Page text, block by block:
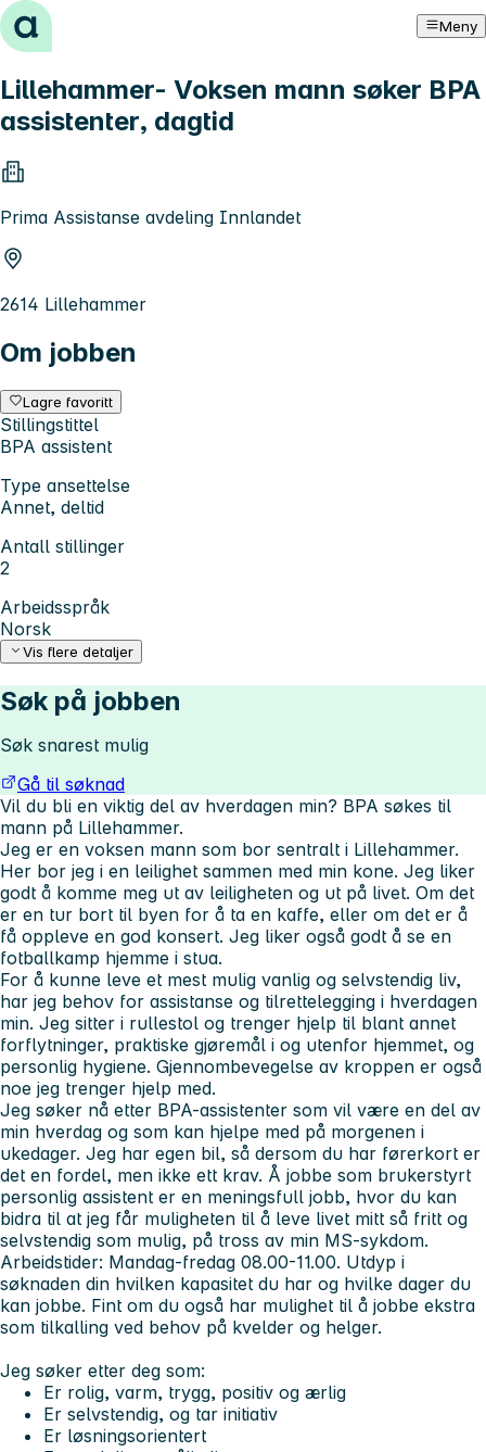
Hopp til innhold Meny
Lillehammer- Voksen mann søker BPA
assistenter, dagtid
Prima Assistanse avdeling Innlandet
2614 Lillehammer
Om jobben
Lagre favoritt
Stillingstittel
BPA assistent
Type ansettelse
Annet, deltid
Antall stillinger
2
Arbeidsspråk
Norsk
Vis flere detaljer
Søk på jobben
Søk snarest mulig
Gå til søknad
Vil du bli en viktig del av hverdagen min? BPA søkes til
mann på Lillehammer.
Jeg er en voksen mann som bor sentralt i Lillehammer.
Her bor jeg i en leilighet sammen med min kone. Jeg liker
godt å komme meg ut av leiligheten og ut på livet. Om det
er en tur bort til byen for å ta en kaffe, eller om det er å
få oppleve en god konsert. Jeg liker også godt å se en
fotballkamp hjemme i stua.
For å kunne leve et mest mulig vanlig og selvstendig liv,
har jeg behov for assistanse og tilrettelegging i hverdagen
min. Jeg sitter i rullestol og trenger hjelp til blant annet
forflytninger, praktiske gjøremål i og utenfor hjemmet, og
personlig hygiene. Gjennombevegelse av kroppen er også
noe jeg trenger hjelp med.
Jeg søker nå etter BPA-assistenter som vil være en del av
min hverdag og som kan hjelpe med på morgenen i
ukedager. Jeg har egen bil, så dersom du har førerkort er
det en fordel, men ikke ett krav. Å jobbe som brukerstyrt
personlig assistent er en meningsfull jobb, hvor du kan
bidra til at jeg får muligheten til å leve livet mitt så fritt og
selvstendig som mulig, på tross av min MS-sykdom.
Arbeidstider: Mandag-fredag 08.00-11.00. Utdyp i
søknaden din hvilken kapasitet du har og hvilke dager du
kan jobbe. Fint om du også har mulighet til å jobbe ekstra
som tilkalling ved behov på kvelder og helger.
Jeg søker etter deg som:
Er rolig, varm, trygg, positiv og ærlig
Er selvstendig, og tar initiativ
Er løsningsorientert